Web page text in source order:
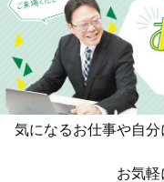
気になるお仕事や自
お気